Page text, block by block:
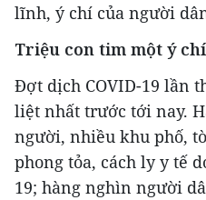
lĩnh, ý chí của người
Triệu con tim một ý chí
Đợt dịch COVID-19 lần
liệt nhất trước tới nay.
người, nhiều khu phố,
phong tỏa, cách ly y tế
19; hàng nghìn người